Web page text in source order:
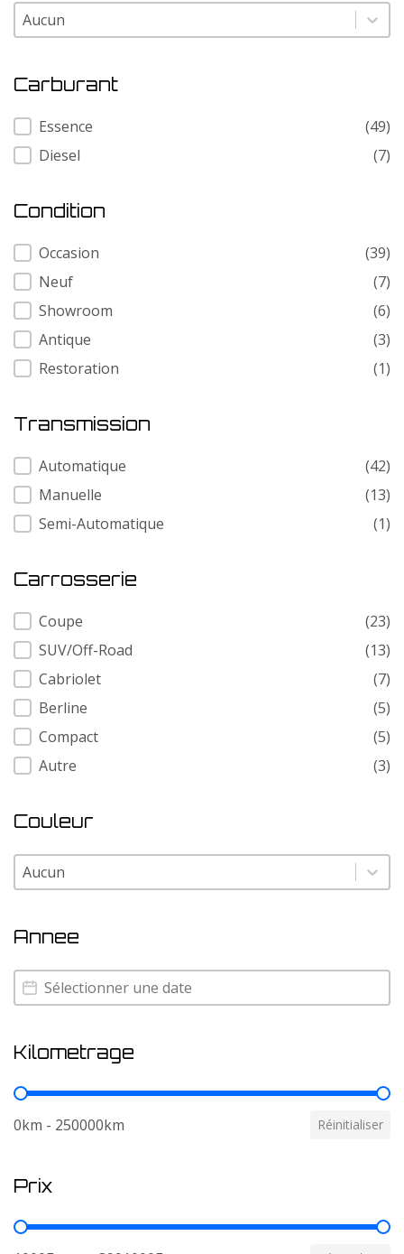
Modele
Modele
Carburant
Carburant
Essence
(49)
Diesel
(7)
Condition
Condition
Occasion
(39)
Neuf
(7)
Showroom
(6)
Antique
(3)
Restoration
(1)
Transmission
Transmission
Automatique
(42)
Manuelle
(13)
Semi-Automatique
(1)
Carrosserie
Carrosserie
Coupe
(23)
SUV/Off-Road
(13)
Cabriolet
(7)
Berline
(5)
Compact
(5)
Autre
(3)
Couleur
Couleur
Couleur
Annee
Annee
Annee
Kilometrage
Kilometrage
0km - 250000km Réinitialiser
Prix
Prix